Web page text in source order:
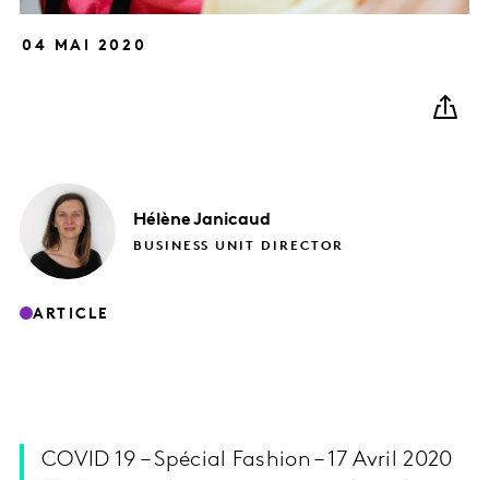
04 MAI 2020
Hélène Janicaud
BUSINESS UNIT DIRECTOR
ARTICLE
COVID 19 – Spécial Fashion – 17 Avril 2020